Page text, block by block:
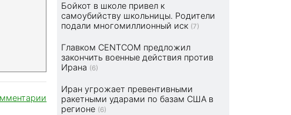
Бойкот в школе привел к
самоубийству школьницы. Родители
подали многомиллионный иск (7)
Главком CENTCOM предложил
закончить военные действия против
Ирана (6)
Иран угрожает превентивными
ракетными ударами по базам США в
регионе (6)